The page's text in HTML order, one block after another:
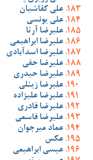
علی کفاشیان
علی یونسی
علیرضا آرتا
علیرضا ابراهیمی
علیرضا اسدآبادی
علیرضا حقی
علیرضا حیدری
علیرضا زینلی
علیرضا علیزاده
علیرضا قادری
علیرضا قاسمی
عماد میرجوان
عکس
عیسی ابراهیمی